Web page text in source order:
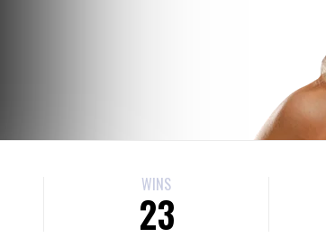
WINS
23